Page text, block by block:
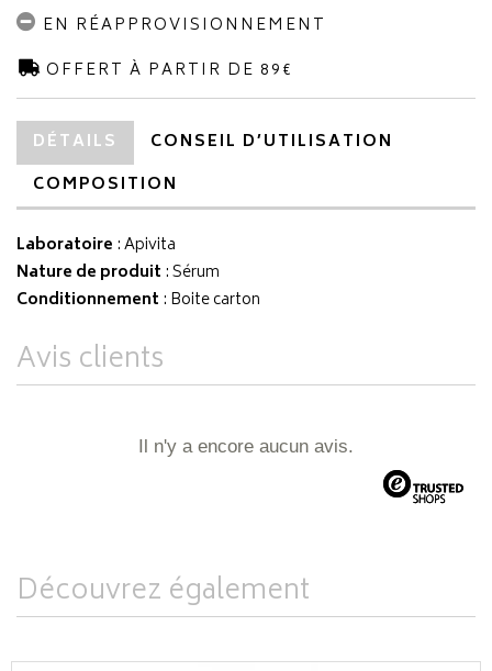
EN RÉAPPROVISIONNEMENT
OFFERT À PARTIR DE 89€
DÉTAILS
CONSEIL D’UTILISATION
COMPOSITION
Laboratoire :Apivita
Nature de produit : Sérum
Conditionnement : Boite carton
Avis clients
Il n'y a encore aucun avis.
Découvrez également